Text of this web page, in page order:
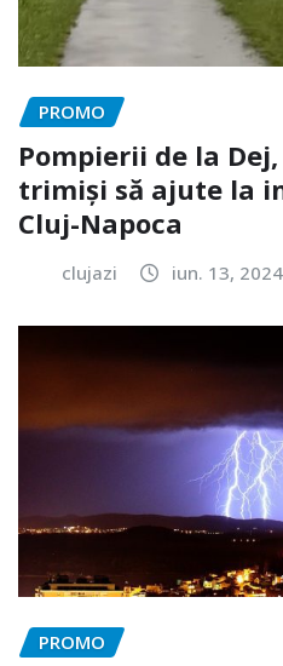
PROMO
Pompierii de la
trimiși să ajute la
Cluj-Napoca
clujazi iun. 13, 2024
PROMO